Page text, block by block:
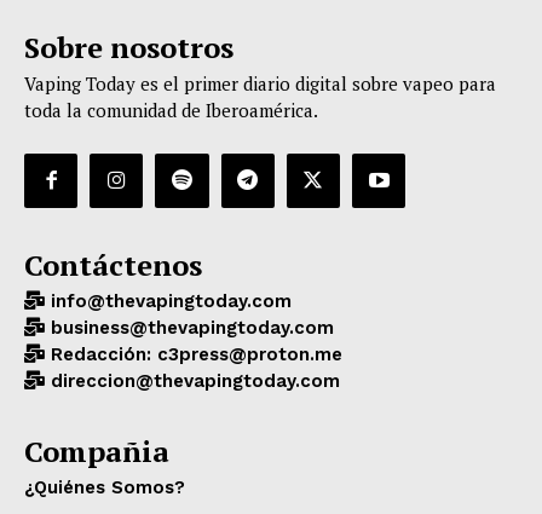
Sobre nosotros
Vaping Today es el primer diario digital sobre vapeo para
toda la comunidad de Iberoamérica.
Contáctenos
info@thevapingtoday.com
business@thevapingtoday.com
Redacción: c3press@proton.me
direccion@thevapingtoday.com
Compañia
¿Quiénes Somos?